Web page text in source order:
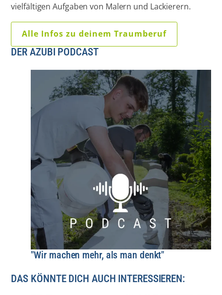
vielfältigen Aufgaben von Malern und Lackierern.
Alle Infos zu deinem Traumberuf
DER AZUBI PODCAST
"Wir machen mehr, als man denkt"
DAS KÖNNTE DICH AUCH INTERESSIEREN: